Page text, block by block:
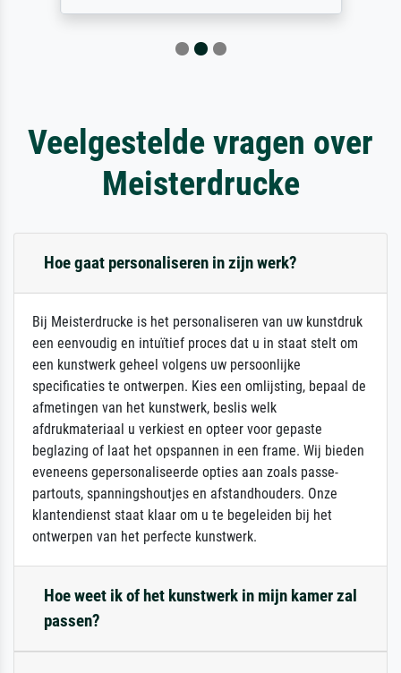
Veelgestelde vragen over
Meisterdrucke
Hoe gaat personaliseren in zijn werk?
Bij Meisterdrucke is het personaliseren van uw kunstdruk
een eenvoudig en intuïtief proces dat u in staat stelt om
een kunstwerk geheel volgens uw persoonlijke
specificaties te ontwerpen. Kies een omlijsting, bepaal de
afmetingen van het kunstwerk, beslis welk
afdrukmateriaal u verkiest en opteer voor gepaste
beglazing of laat het opspannen in een frame. Wij bieden
eveneens gepersonaliseerde opties aan zoals passe-
partouts, spanningshoutjes en afstandhouders. Onze
klantendienst staat klaar om u te begeleiden bij het
ontwerpen van het perfecte kunstwerk.
Hoe weet ik of het kunstwerk in mijn kamer zal
passen?